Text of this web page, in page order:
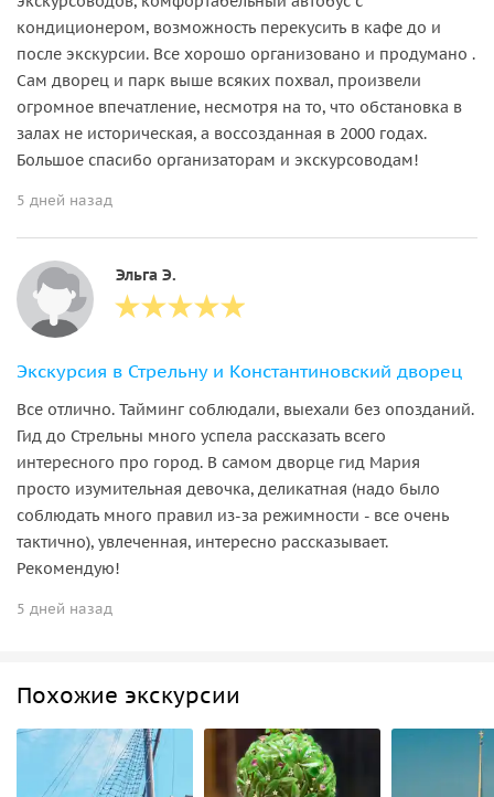
кондиционером, возможность перекусить в кафе до и
после экскурсии. Все хорошо организовано и продумано .
Сам дворец и парк выше всяких похвал, произвели
огромное впечатление, несмотря на то, что обстановка в
залах не историческая, а воссозданная в 2000 годах.
Большое спасибо организаторам и экскурсоводам!
5 дней назад
Эльга Э.
Экскурсия в Стрельну и Константиновский дворец
Все отлично. Тайминг соблюдали, выехали без опозданий.
Гид до Стрельны много успела рассказать всего
интересного про город. В самом дворце гид Мария
просто изумительная девочка, деликатная (надо было
соблюдать много правил из-за режимности - все очень
тактично), увлеченная, интересно рассказывает.
Рекомендую!
5 дней назад
Похожие экскурсии